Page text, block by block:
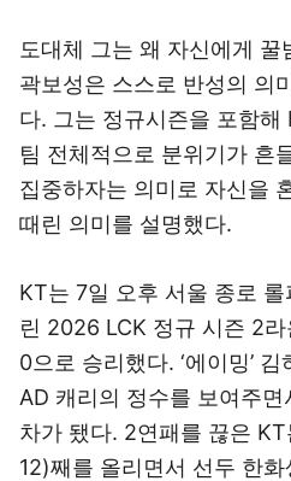
도대체 그는 왜 자신에게 꿀
곽보성은 스스로 반성의 의
다. 그는 정규시즌을 포함해
팀 전체적으로 분위기가 흔
집중하자는 의미로 자신을
때린 의미를 설명했다.
KT는 7일 오후 서울 종로
린 2026 LCK 정규 시즌 2
0으로 승리했다. ‘에이밍’
AD 캐리의 정수를 보여주
차가 됐다. 2연패를 끊은
12)째를 올리면서 선두 한